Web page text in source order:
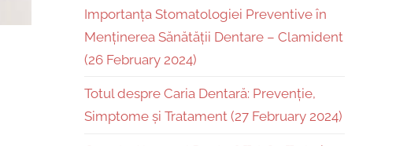
Importanța Stomatologiei Preventive în
Menținerea Sănătății Dentare – Clamident
(26 February 2024)
Totul despre Caria Dentară: Prevenție,
Simptome și Tratament (27 February 2024)